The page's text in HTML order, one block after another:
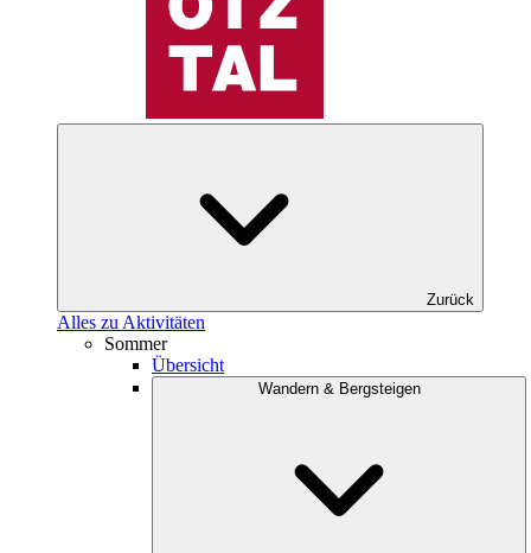
Zurück
Alles zu Aktivitäten
Sommer
Übersicht
Wandern & Bergsteigen